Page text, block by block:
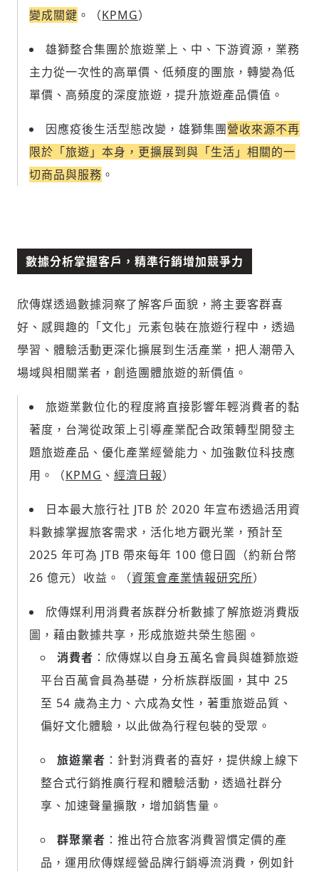
變成關鍵 。（KPMG）
雄獅整合集團於旅遊業上、中、下游資源，業務
主力從一次性的高單價、低頻度的團旅，轉變為低
單價、高頻度的深度旅遊，提升旅遊產品價值。
因應疫後生活型態改變，雄獅集團營收來源不再
限於「旅遊」本身，更擴展到與「生活」相關的一
切商品與服務 。
數據分析掌握客戶，精準行銷增加競爭力
欣傳媒透過數據洞察了解客戶面貌，將主要客群喜
好、感興趣的「文化」元素包裝在旅遊行程中，透過
學習、體驗活動更深化擴展到生活產業，把人潮帶入
場域與相關業者，創造團體旅遊的新價值。
旅遊業數位化的程度將直接影響年輕消費者的黏
著度，台灣從政策上引導產業配合政策轉型開發主
題旅遊產品、優化產業經營能力、加強數位科技應
用。（KPMG 、 經濟日報）
日本最大旅行社 JTB 於 2020 年宣布透過活用資
料數據掌握旅客需求，活化地方觀光業，預計至
2025 年可為 JTB 帶來每年 100 億日圓（約新台幣
26 億元）收益。（資策會產業情報研究所）
欣傳媒利用消費者族群分析數據了解旅遊消費版
圖，藉由數據共享，形成旅遊共榮生態圈。
消費者 ：欣傳媒以自身五萬名會員與雄獅旅遊
平台百萬會員為基礎，分析族群版圖，其中 25
至 54 歲為主力、六成為女性，著重旅遊品質、
偏好文化體驗，以此做為行程包裝的受眾。
旅遊業者 ：針對消費者的喜好，提供線上線下
整合式行銷推廣行程和體驗活動，透過社群分
享、加速聲量擴散，增加銷售量。
群聚業者 ：推出符合旅客消費習慣定價的產
品，運用欣傳媒經營品牌行銷導流消費，例如針